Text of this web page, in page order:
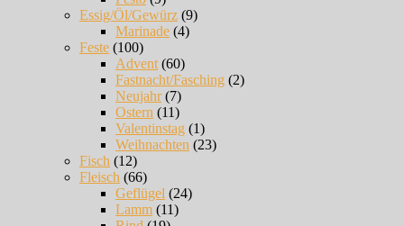
Essig/Öl/Gewürz (9)
Marinade (4)
Feste (100)
Advent (60)
Fastnacht/Fasching (2)
Neujahr(7)
Ostern (11)
Valentinstag (1)
Weihnachten (23)
Fisch (12)
Fleisch (66)
Geflügel (24)
Lamm (11)